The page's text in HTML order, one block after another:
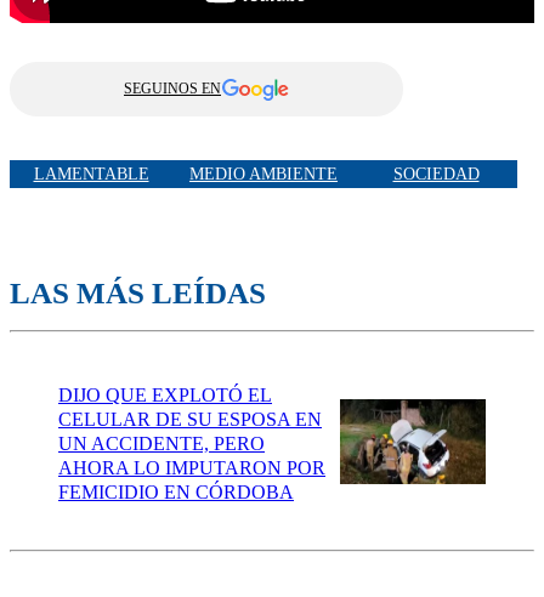
SEGUINOS EN
LAMENTABLE MEDIO AMBIENTE SOCIEDAD
LAS MÁS LEÍDAS
DIJO QUE EXPLOTÓ EL
CELULAR DE SU ESPOSA EN
UN ACCIDENTE, PERO
AHORA LO IMPUTARON POR
FEMICIDIO EN CÓRDOBA